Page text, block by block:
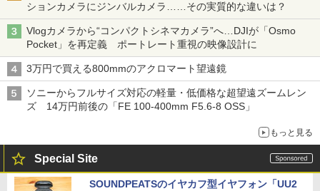
ションカメラにジンバルカメラ……その実質的な違いは？
Vlogカメラから“コンパクトシネマカメラ”へ…DJIが「Osmo
Pocket」を再定義 ポートレート重視の映像設計に
3万円で買える800mmのアクロマート望遠鏡
ソニーからフルサイズ対応の軽量・低価格な超望遠ズームレン
ズ 14万円前後の「FE 100-400mm F5.6-8 OSS」
もっと見る
Special Site
SOUNDPEATSのイヤカフ型イヤフォン「UU2